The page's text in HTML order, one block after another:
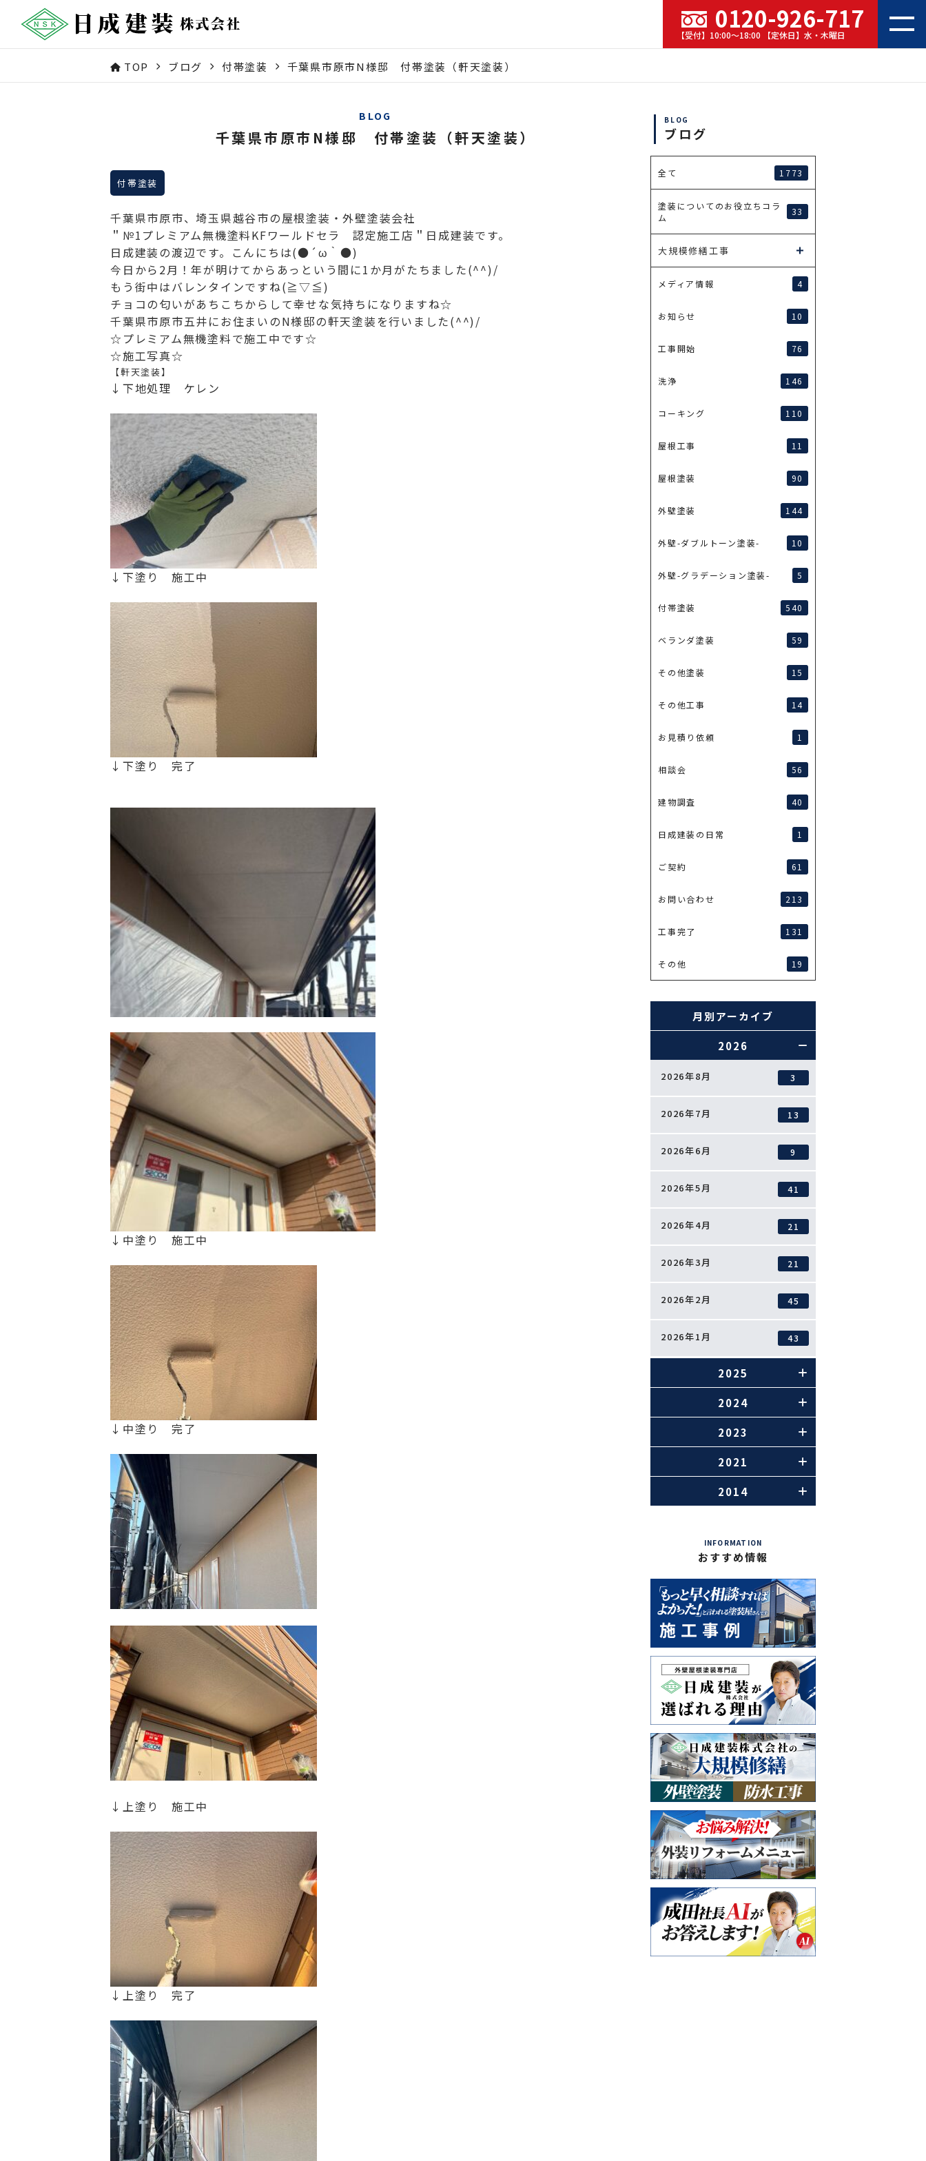
0120-926-717
【受付】10:00～18:00 【定休日】水・木曜日
TOP ブログ 付帯塗装 千葉県市原市N様邸 付帯塗装（軒天塗装）
BLOG
千葉県市原市N様邸 付帯塗装（軒天塗装）
付帯塗装
千葉県市原市、埼玉県越谷市の屋根塗装・外壁塗装会社
＂№1プレミアム無機塗料KFワールドセラ 認定施工店＂日成建装です。
日成建装の渡辺です。こんにちは(●´ω｀●)
今日から2月！年が明けてからあっという間に1か月がたちました(^^)/
もう街中はバレンタインですね(≧▽≦)
チョコの匂いがあちこちからして幸せな気持ちになりますね☆
千葉県市原市五井にお住まいのN様邸の軒天塗装を行いました(^^)/
☆プレミアム無機塗料で施工中です☆
☆施工写真☆
【軒天塗装】
↓下地処理 ケレン
↓下塗り 施工中
↓下塗り 完了
↓中塗り 施工中
↓中塗り 完了
↓上塗り 施工中
↓上塗り 完了
BLOG
ブログ
全て 1773
塗装についてのお役立ちコラ
ム
33
大規模修繕工事
メディア情報 4
お知らせ 10
工事開始 76
洗浄 146
コーキング 110
屋根工事 11
屋根塗装 90
外壁塗装 144
外壁-ダブルトーン塗装- 10
外壁-グラデーション塗装- 5
付帯塗装 540
ベランダ塗装 59
その他塗装 15
その他工事 14
お見積り依頼 1
相談会 56
建物調査 40
日成建装の日常 1
ご契約 61
お問い合わせ 213
工事完了 131
その他 19
月別アーカイブ
2026
2026年8月 3
2026年7月 13
2026年6月 9
2026年5月 41
2026年4月 21
2026年3月 21
2026年2月 45
2026年1月 43
2025
2024
2023
2021
2014
INFORMATION
おすすめ情報